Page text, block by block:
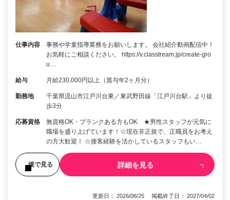
仕事内容
事務や学童指導業務をお願いします。 会社紹介動画配信中！
お気軽にご相談ください。 https://v.classtream.jp/create-gro
u…
給与 月給230,000円以上（賞与年2ヶ月分）
勤務地
千葉県流山市江戸川台東／東武野田線「江戸川台駅」より徒
歩3分
応募資格
無資格OK・ブランクある方もOK ★男性スタッフが元気に
職場を盛り上げています！☆現在非正規で、正職員をお考え
の方大歓迎！ ☆接客経験を活かしているスタッフもい…
後で見る 詳細を見る
更新日： 2026/06/25 掲載終了日： 2027/04/02